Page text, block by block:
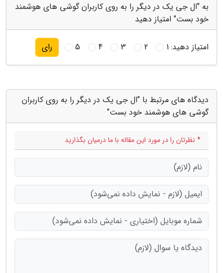
به "ال جی یک در دیگر را به روی کاربران گوشی های هوشمند
خود بست" امتیاز دهید
امتیاز دهید:1
2
3
4
5 رای
دیدگاه های مرتبط با "ال جی یک در دیگر را به روی کاربران
گوشی های هوشمند خود بست"
* نظرتان را در مورد این مقاله با ما درمیان بگذارید